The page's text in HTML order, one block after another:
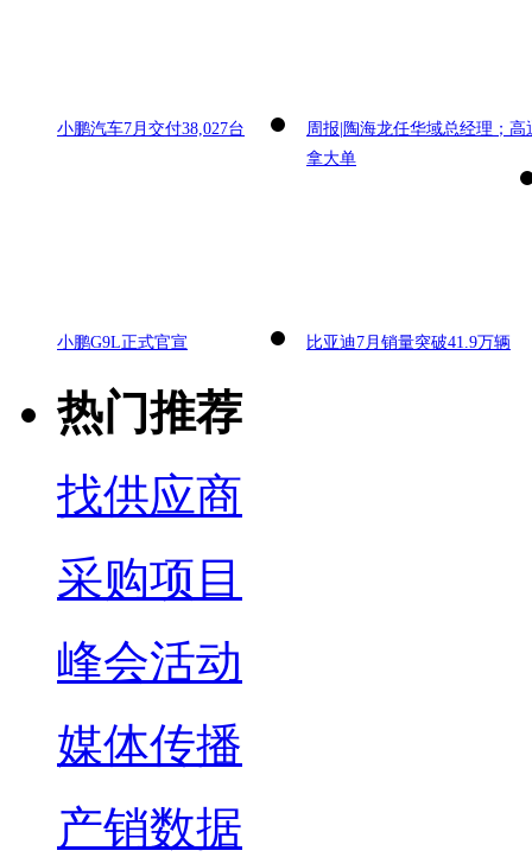
小鹏汽车7月交付38,027台
周报|陶海龙任华域总经理；高
拿大单
小鹏G9L正式官宣 比亚迪7月销量突破41.9万辆
热门推荐
找供应商
采购项目
峰会活动
媒体传播
产销数据